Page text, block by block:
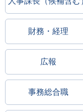
財務・経理
広報
事務総合職